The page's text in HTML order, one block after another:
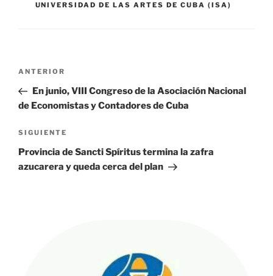
UNIVERSIDAD DE LAS ARTES DE CUBA (ISA)
Navegación
entradas
Entrada
anterior:
ANTERIOR
En junio, VIII Congreso de la Asociación Nacional
de Economistas y Contadores de Cuba
Siguiente
entrada
SIGUIENTE
Provincia de Sancti Spíritus termina la zafra
azucarera y queda cerca del plan